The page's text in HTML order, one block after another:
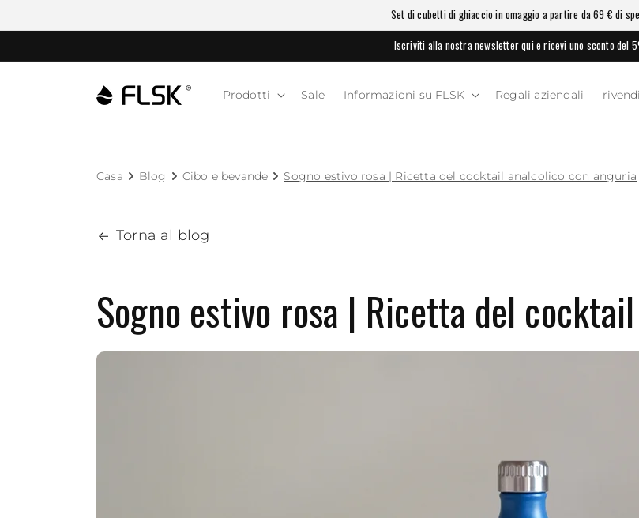
Set di cubetti di ghiaccio in omaggio a partire da 69 € di
Iscriviti alla nostra newsletter qui e ricevi uno sconto del
Prodotti Sale Informazioni su FLSK Regali aziendali
Casa Blog Cibo e bevande Sogno estivo rosa | Ricetta del cocktail analcolico con anguria
Torna al blog
Sogno estivo rosa | Ricetta del